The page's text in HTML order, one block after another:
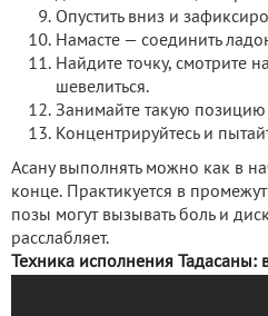
Опустить вниз и
Намасте — соединить
Найдите точку, смотрите
шевелиться.
Занимайте такую
Концентрируйтесь и
Асану выполнять можно как в
конце. Практикуется в
позы могут вызывать боль и
расслабляет.
Техника исполнения Тадасаны: